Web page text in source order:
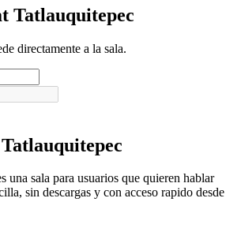
Tatlauquitepec
directamente a la sala.
una sala para usuarios que quieren hablar
sin descargas y con acceso rapido desde